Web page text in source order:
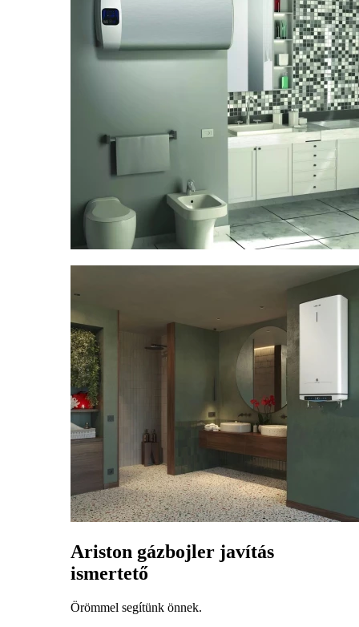
Ariston gázbojler javítás
ismertető
Örömmel segítünk önnek.